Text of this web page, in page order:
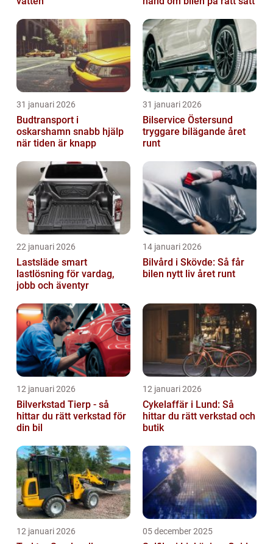
31 januari 2026
Budtransport i
oskarshamn snabb hjälp
när tiden är knapp
31 januari 2026
Bilservice Östersund
tryggare bilägande året
runt
22 januari 2026
Lastsläde smart
lastlösning för vardag,
jobb och äventyr
14 januari 2026
Bilvård i Skövde: Så får
bilen nytt liv året runt
12 januari 2026
Bilverkstad Tierp - så
hittar du rätt verkstad för
din bil
12 januari 2026
Cykelaffär i Lund: Så
hittar du rätt verkstad och
butik
12 januari 2026 05 december 2025